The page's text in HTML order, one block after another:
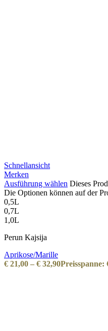
Schnellansicht
Merken
Ausführung wählen Dieses
Die Optionen können auf der
0,5L
0,7L
1,0L
Perun Kajsija
Aprikose/Marille
€ 21,00 – € 32,90Preisspanne: